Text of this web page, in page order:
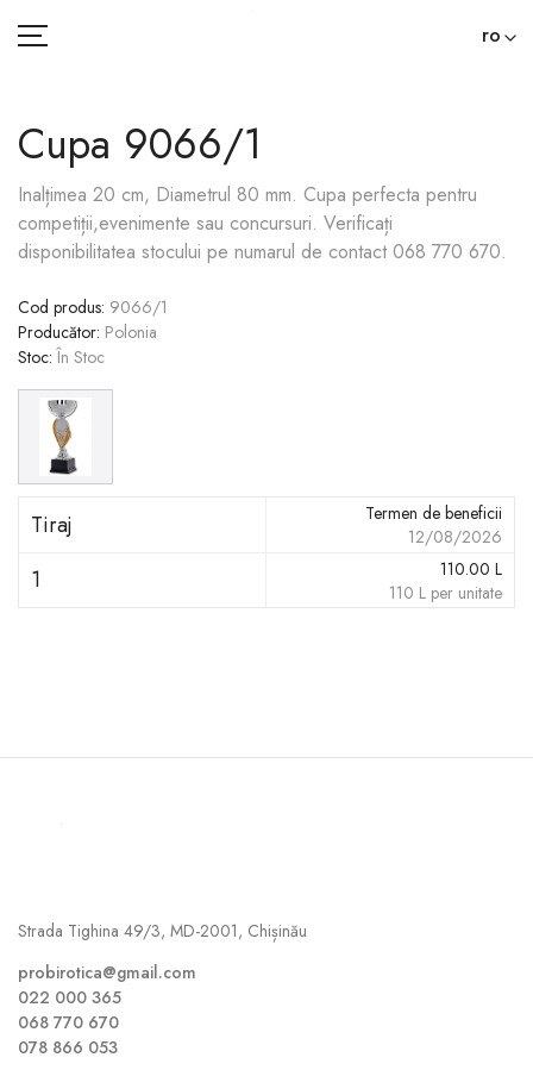
ro
ACASĂ
CATEGORII
BLOG
022 000 365
Cupa 9066/1
Inalțimea 20 cm, Diametrul 80 mm. Сupa perfecta pentru
competiții,evenimente sau concursuri. Verificați
disponibilitatea stocului pe numarul de contact 068 770 670.
Cod produs: 9066/1
Producător: Polonia
Stoc: În Stoc
Tiraj
Termen de beneficii
12/08/2026
1 110.00 L
110 L per unitate
Strada Tighina 49/3, MD-2001, Chișinău
probirotica@gmail.com
022 000 365
068 770 670
078 866 053